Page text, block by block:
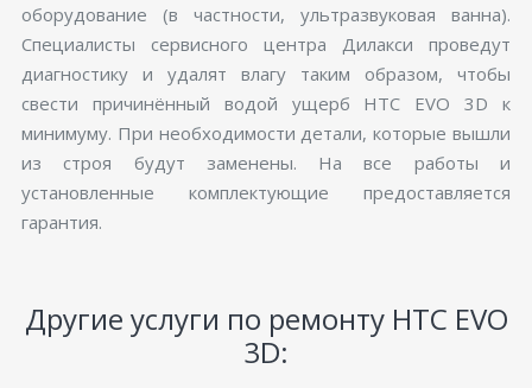
оборудование (в частности, ультразвуковая ванна).
Специалисты сервисного центра Дилакси проведут
диагностику и удалят влагу таким образом, чтобы
свести причинённый водой ущерб HTC EVO 3D к
минимуму. При необходимости детали, которые вышли
из строя будут заменены. На все работы и
установленные комплектующие предоставляется
гарантия.
Другие услуги по ремонту HTC EVO
3D: